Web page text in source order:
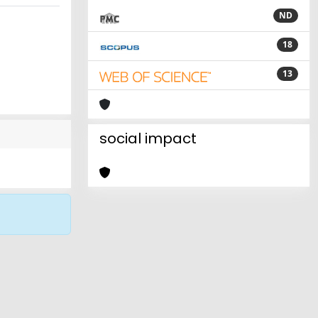
ND
18
13
social impact